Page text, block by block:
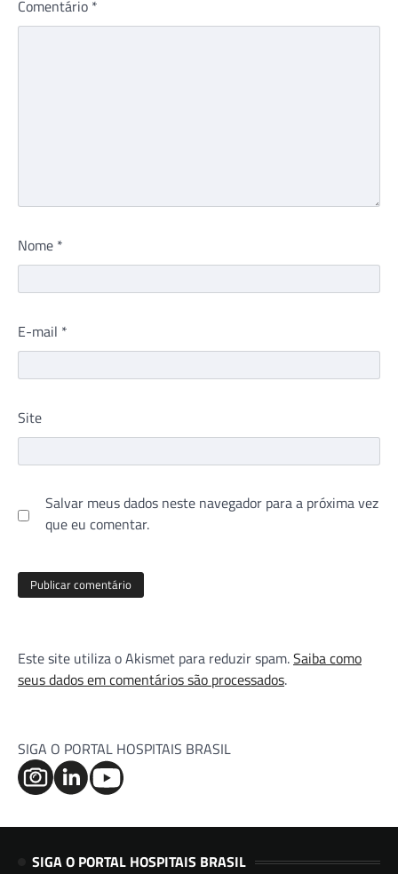
Comentário *
Nome *
E-mail *
Site
Salvar meus dados neste navegador para a próxima vez
que eu comentar.
Este site utiliza o Akismet para reduzir spam.Saiba como
seus dados em comentários são processados.
SIGA O PORTAL HOSPITAIS BRASIL
SIGA O PORTAL HOSPITAIS BRASIL